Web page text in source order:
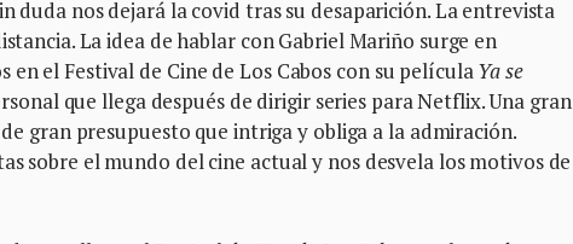
duda nos dejará la covid tras su desaparición. La entrevista
La idea de hablar con Gabriel Mariño surge en
el Festival de Cine de Los Cabos con su películaYa se
que llega después de dirigir series para Netflix. Una gran
gran presupuesto que intriga y obliga a la admiración.
sobre el mundo del cine actual y nos desvela los motivos de